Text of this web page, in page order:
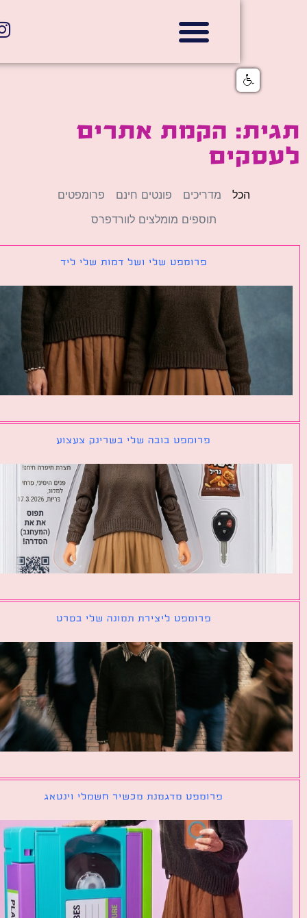
הקמת אתרים
מדריכים פונטים חינם
פרומפטים
תוספים מומלצים לוורדפרס
פרומפט שלי ושל דמות שלי ליד
פרומפט בובה שלי בשרינק צעצוע
פרומפט ליצירת תמונה שלי בסרט
פרומפט מדגמנת מכשיר חשמלי וינטאג